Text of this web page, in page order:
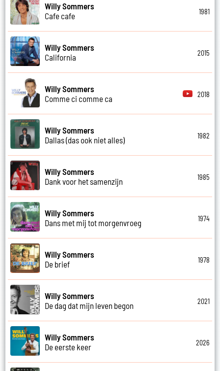
Willy Sommers
Cafe cafe
1981
Willy Sommers
California
2015
Willy Sommers
Comme ci comme ca
2018
Willy Sommers
Dallas (das ook niet alles)
1982
Willy Sommers
Dank voor het samenzijn
1985
Willy Sommers
Dans met mij tot morgenvroeg
1974
Willy Sommers
De brief
1978
Willy Sommers
De dag dat mijn leven begon
2021
Willy Sommers
De eerste keer
2026